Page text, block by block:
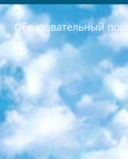
Образовательный
РЕСПУБЛИКА УЗБЕКИСТАН МИНИСТРЕРСТВО ДОШКОЛЬНОГО И ШКОЛЬНОГО ОБРАЗОВАНИЯ КОМАНДА в общеобразовательных учреждениях в 2023-2024 учебном году организация и проведение итоговой государственной аттестации обучающихся о Министра дошкольного и школьного образования Республики Узбекистан от 4 марта 2008 года (постановлением Минюста от 20 марта 2008 года № 1778 государственной регистрации) «Итоговое состояние учащихся общего среднего образования на основании положения об утверждении положения об аттестации общего среднего образования выпускной экзамен студентов в образовательных учреждениях в 2023-2024 учебном году В целях организации и прохождения аттестации приказываю: 1. Следующее: перечень предметов, по которым будет проводиться итоговая государственная аттестация и экзамен формы перевода согласно приложению 1; сертификаты международного образца, оценивающие уровень владения иностранными языками перечень согласно приложению 2; 2. Педагогический при специализированных образовательных учреждениях. научно-практический центр квалификации и международной оценки (Д.Давидова) 2024 г. До 25 марта: задания по предметам, по которым будет проводиться итоговая аттестация разработка и утверждение технических условий; итоговая аттестация на основании разработанного предметного задания разработка вопросов по предметам (устно и письменно), экзамен передача; общеобразовательные средние школы и специальные учебные заведения учащиеся выпускных классов школ и интернатов в агентской системе подготовка базы данных экзаменационных материалов и критериев оценки; перевод базы экзаменационных материалов на все языки обучения подать в Республиканский образовательный центр для изготовления; варианты экзаменов на основе разработанных контрольных материалов пусть будут поставлены задачи формирования. 3. Республиканский образовательный центр (Ш.Худайкулов) до 5 апреля 2024 года. до: база данных предоставленных экзаменационных материалов на все языки обучения перевод и экспертиза; для слепых, слабовидящих, глухих, слабослышащих и умственно отсталых детей учащиеся выпускных классов специализированных школ и школ-интернатов база данных экзаменационных материалов на всех преподаваемых языках подготовка критериев оценки; специализированные школы для умственно отсталых детей и технологии для учащихся выпускных классов школ-интернатов разработка соответствующих рекомендаций и критериев проведения ЕГЭ по естествознанию давать задания. 4. Педагогический при специализированных образовательных учреждениях. Научно-практический центр навыков и международной оценки (Д.Давидова), Республика образовательный центр (Худайкулов Ш.) итоговый государственный аттестационный экзамен ориентирован на творческое и логическое мышление при подготовке базы материалов учитывать введение заданий. 5. Следует отметить, что: сертификат государственного образца о знании общеобразовательного предмета и как минимум национальный уровень B1 по предметам на иностранных языках, указанным в Приложении 2. или международно признанный сертификат эквивалентного уровня студенты, изучающие определенный предмет, освобождаются от экзамена; по соответствующим предметам запланирована итоговая государственная аттестация за день до дня, путем жеребьевки Рабочей группой (в письменной форме по предметам, проводимым в форме) из числа сформированных вариантов выбрано 2 варианта; 2 выбранных варианта экзамена анонсированы на официальном сайте министерства и все выпускники по всей стране на основе этих вариантов проводит итоговую государственную аттестацию. 6. Государственное образование учащихся средних общеобразовательных учреждений. знания в соответствии с квалификационными требованиями, которые необходимо приобрести на основании стандартов итоговый (выпускной) контроль для 9 и 11 классов в целях тестирования Экзамены (далее – экзамены) состоят из предметов, перечисленных в приложении 1. будет сделано. 7. Экзамены пройдут с 26 мая по 15 июня 2024 г. (кроме науки физического воспитания). 8. Физическая для учащихся 9 классов общесредних образовательных учреждений. Экзамены по предмету «Образование, квалификация медицина» 1-6 мая 2024 года. сотрудники перевести под присмотр (с отклонениями в физическом или умственном развитии) специализированная школа для детей, школы-интернаты и со сколиозом школы-интернаты санаторного типа для больных детей исключены). 9. Он был слепым, слабовидящим и имел нарушения опорно-двигательного аппарата. экзамены в специализированных школах и интернатах для детей должны проводиться исходя из